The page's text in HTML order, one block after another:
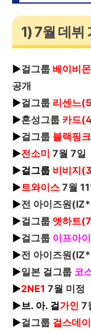
1) 7월 데뷔
▶걸그룹 베이비
공개
▶걸그룹 리센느
▶혼성그룹 카드
▶걸그룹 블랙핑
▶전소미 7월 7일
▶걸그룹 비비지
▶트와이스 7월
▶전 아이즈원(
▶걸그룹 앳하트
▶걸그룹 이프아
▶전 아이즈원(
▶일본 걸그룹 코
▶2NE1 7월 미정
▶브. 아. 걸가인 7
▶걸그룹 걸스데이